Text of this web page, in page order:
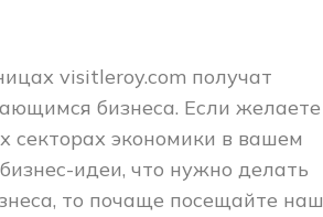
visitleroy.com получат
бизнеса. Если желаете
секторах экономики в вашем
идеи, что нужно делать
то почаще посещайте наш